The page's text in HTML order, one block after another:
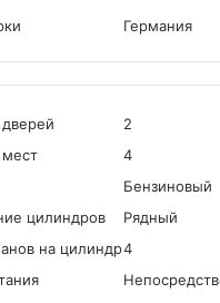
Германия
2
мест
4
Бензиновый
цилиндров
Рядный
на цилиндр4